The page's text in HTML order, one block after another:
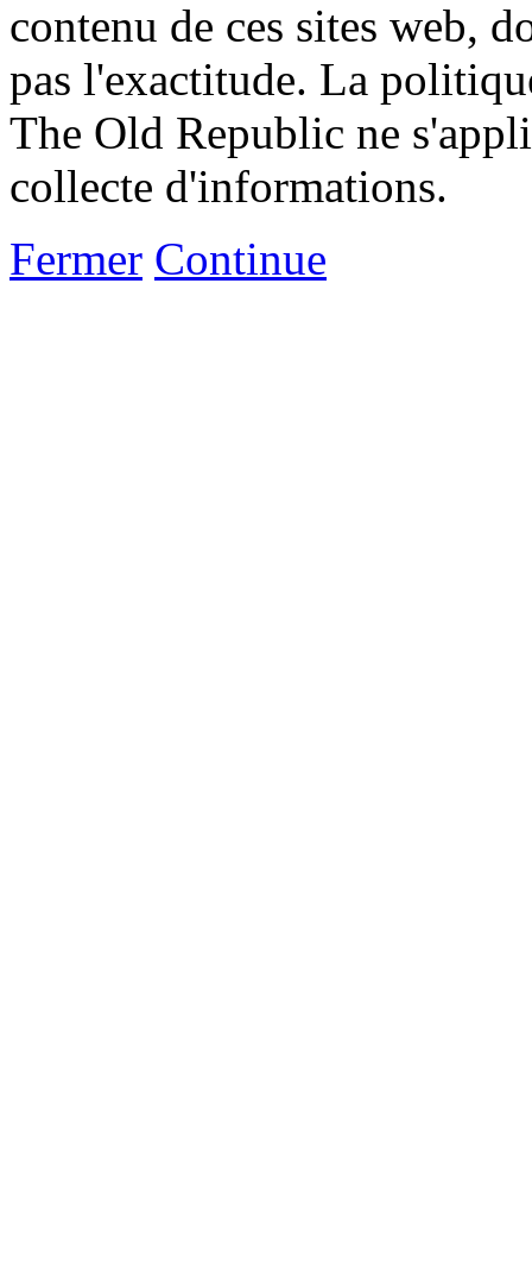
contenu de ces sites web,
pas l'exactitude. La
The Old Republic ne
collecte d'informations.
Fermer Continue